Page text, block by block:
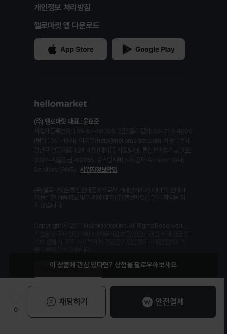
0
채팅하기 안전결제
개인정보 처리방침
헬로마켓 앱 다운로드
(주) 헬로마켓 대표 : 윤효준
사업자정보확인